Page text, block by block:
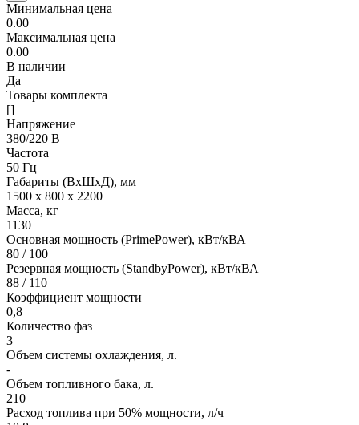
Минимальная цена
0.00
Максимальная цена
0.00
В наличии
Да
Товары комплекта
[]
Напряжение
380/220 В
Частота
50 Гц
Габариты (ВхШхД), мм
1500 х 800 х 2200
Масса, кг
1130
Основная мощность (PrimePower), кВт/кВА
80 / 100
Резервная мощность (StandbyPower), кВт/кВА
88 / 110
Коэффициент мощности
0,8
Количество фаз
3
Объем системы охлаждения, л.
-
Объем топливного бака, л.
210
Расход топлива при 50% мощности, л/ч